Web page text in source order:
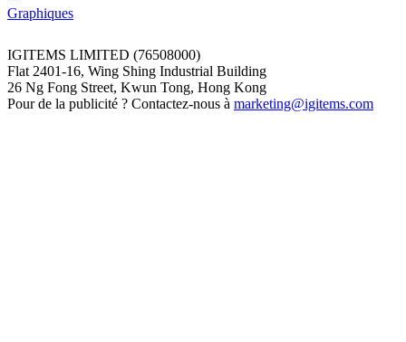
Graphiques
IGITEMS LIMITED (76508000)
Flat 2401-16, Wing Shing Industrial Building
26 Ng Fong Street, Kwun Tong, Hong Kong
Pour de la publicité ? Contactez-nous à marketing@igitems.com